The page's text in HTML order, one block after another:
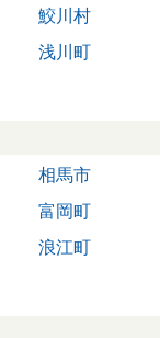
鮫川村
浅川町
相馬市
富岡町
浪江町